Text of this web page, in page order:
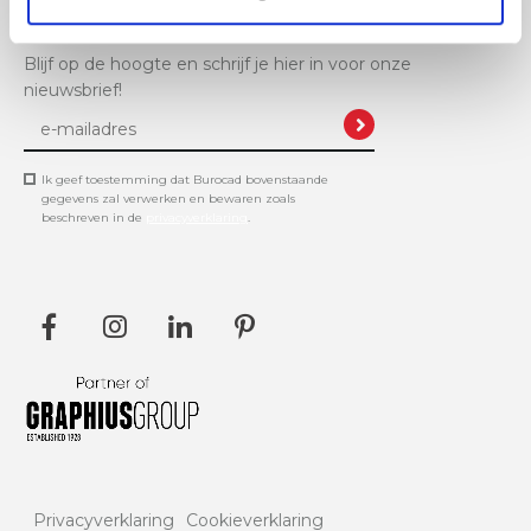
Blijf op de hoogte en schrijf je hier in voor onze
nieuwsbrief!
Ik geef toestemming dat Burocad bovenstaande
gegevens zal verwerken en bewaren zoals
beschreven in de
Privacyverklaring Cookieverklaring